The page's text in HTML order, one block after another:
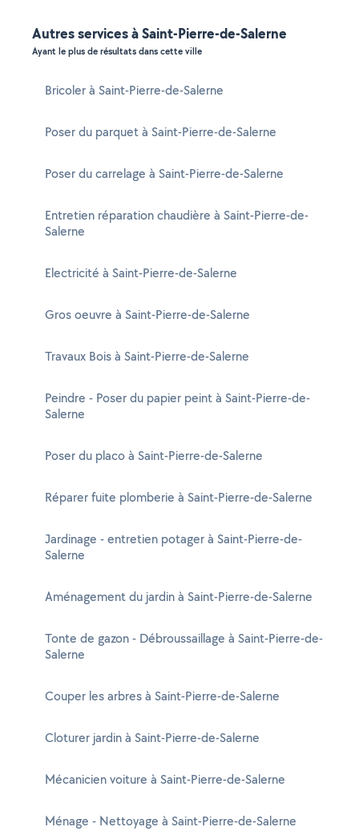
Autres services à Saint-Pierre-de-Salerne
Ayant le plus de résultats dans cette ville
Bricoler à Saint-Pierre-de-Salerne
Poser du parquet à Saint-Pierre-de-Salerne
Poser du carrelage à Saint-Pierre-de-Salerne
Entretien réparation chaudière à Saint-Pierre-de-
Salerne
Electricité à Saint-Pierre-de-Salerne
Gros oeuvre à Saint-Pierre-de-Salerne
Travaux Bois à Saint-Pierre-de-Salerne
Peindre - Poser du papier peint à Saint-Pierre-de-
Salerne
Poser du placo à Saint-Pierre-de-Salerne
Réparer fuite plomberie à Saint-Pierre-de-Salerne
Jardinage - entretien potager à Saint-Pierre-de-
Salerne
Aménagement du jardin à Saint-Pierre-de-Salerne
Tonte de gazon - Débroussaillage à Saint-Pierre-de-
Salerne
Couper les arbres à Saint-Pierre-de-Salerne
Cloturer jardin à Saint-Pierre-de-Salerne
Mécanicien voiture à Saint-Pierre-de-Salerne
Ménage - Nettoyage à Saint-Pierre-de-Salerne